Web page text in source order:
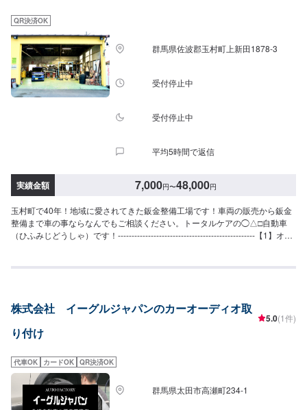
QR決済OK
群馬県佐波郡玉村町上新田1878-3
受付停止中
受付停止中
平均5時間で返信
実績金額 7,000円〜48,000円
玉村町で40年！地域に愛されてきた鈑金整備工場です！車両の販売から鈑金
整備まで車の事ならなんでもご相談ください。トータルケアの◯△□自動車
（ひふみじどうしゃ）です！--------------------------------------------------【1】オフ
ます。車種や状態により納期が前後する場合がございます。予め、ご了承く
株式会社 イーグルジャパンのカーオーディオ取
り付け
5.0(1件)
代車OK カードOK QR決済OK
群馬県太田市高瀬町234-1